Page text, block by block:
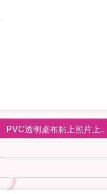
PVC透明桌布粘上照片上面的染料颜色如何清除